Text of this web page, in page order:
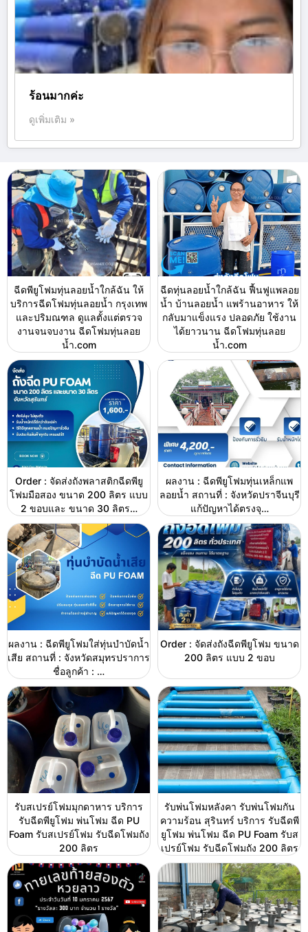
ร้อนมากค่ะ
ดูเพิ่มเติม »
ฉีดพียูโฟมทุ่นลอยน้ำใกล้ฉัน ให้
บริการฉีดโฟมทุ่นลอยน้ำ กรุงเทพ
และปริมณฑล ดูแลตั้งแต่ตรวจ
งานจนจบงาน ฉีดโฟมทุ่นลอย
น้ำ.com
ฉีดทุ่นลอยน้ำใกล้ฉัน ฟื้นฟูแพลอย
น้ำ บ้านลอยน้ำ แพร้านอาหาร ให้
กลับมาแข็งแรง ปลอดภัย ใช้งาน
ได้ยาวนาน ฉีดโฟมทุ่นลอย
น้ำ.com
Order : จัดส่งถังพลาสติกฉีดพียู
โฟมมือสอง ขนาด 200 ลิตร แบบ
2 ขอบและ ขนาด 30 ลิตร…
ผลงาน : ฉีดพียูโฟมทุ่นเหล็กแพ
ลอยน้ำ สถานที่ : จังหวัดปราจีนบุรี
แก้ปัญหาได้ตรงจุ…
ผลงาน : ฉีดพียูโฟมใส่ทุ่นบำบัดน้ำ
เสีย สถานที่ : จังหวัดสมุทรปราการ
ชื่อลูกค้า : …
Order : จัดส่งถังฉีดพียูโฟม ขนาด
200 ลิตร แบบ 2 ขอบ
รับสเปรย์โฟมมุกดาหาร บริการ
รับฉีดพียูโฟม พ่นโฟม ฉีด PU
Foam รับสเปรย์โฟม รับฉีดโฟมถัง
200 ลิตร
รับพ่นโฟมหลังคา รับพ่นโฟมกัน
ความร้อน สุรินทร์ บริการ รับฉีดพี
ยูโฟม พ่นโฟม ฉีด PU Foam รับส
เปรย์โฟม รับฉีดโฟมถัง 200 ลิตร